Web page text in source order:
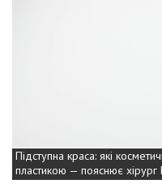
Підступна краса: які
пластикою — пояснює хірург